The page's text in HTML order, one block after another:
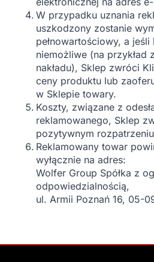
W przypadku uznania
uszkodzony zostanie
pełnowartościowy, a
niemożliwe (na przykład
nakładu), Sklep zwróci
ceny produktu lub
w Sklepie towary.
Koszty, związane z
reklamowanego, Sklep
pozytywnym
Reklamowany towar
wyłącznie na adres:
Wolfer Group Spółka z
odpowiedzialnością,
ul. Armii Poznań 16, 05-